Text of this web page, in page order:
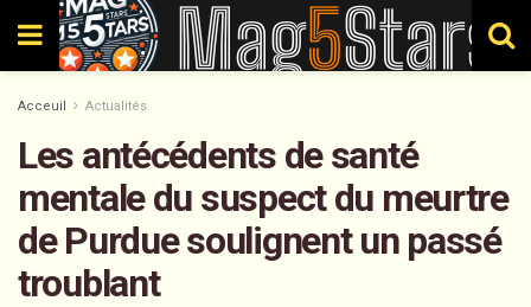
Acceuil Actualités
Les antécédents de santé
mentale du suspect du meurtre
de Purdue soulignent un passé
troublant